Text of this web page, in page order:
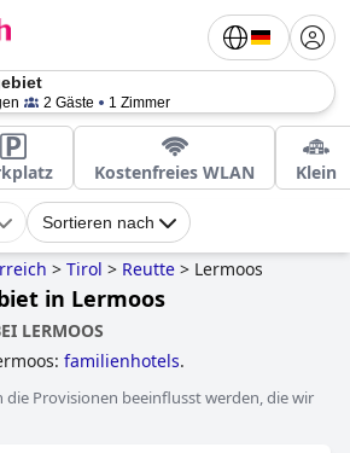
2 Gäste 1 Zimmer
Kostenfreies WLAN Klein
Sortieren nach
> Tirol > Reutte > Lermoos
in Lermoos
LERMOOS
familienhotels.
die Provisionen beeinflusst werden, die wir